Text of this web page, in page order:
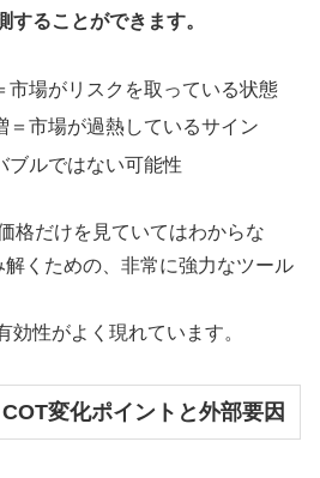
することができます。
市場がリスクを取っている状態
＝市場が過熱しているサイン
ブルではない可能性
格だけを見ていてはわからな
解くための、非常に強力なツール
効性がよく現れています。
変化ポイントと外部要因